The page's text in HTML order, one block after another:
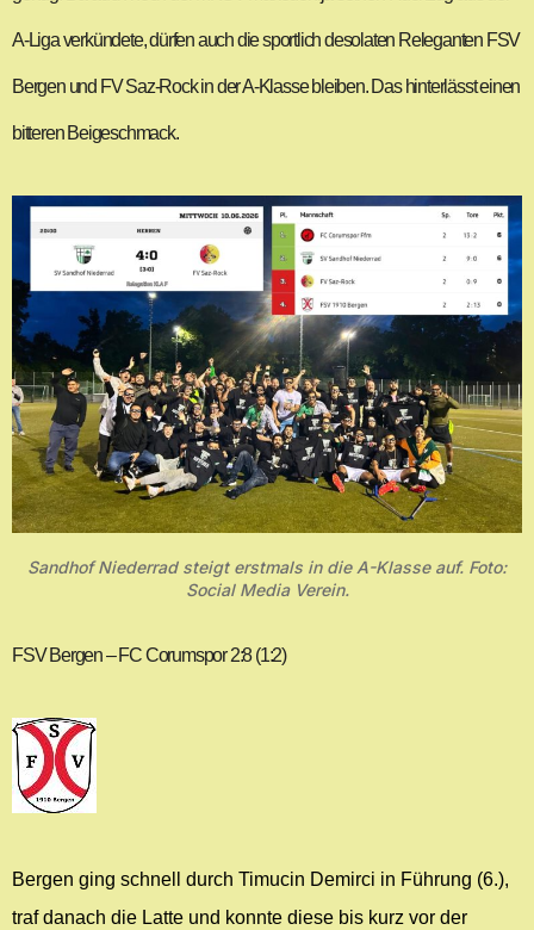
A-Liga verkündete, dürfen auch die sportlich desolaten Releganten FSV
Bergen und FV Saz-Rock in der A-Klasse bleiben. Das hinterlässt einen
bitteren Beigeschmack.
Sandhof Niederrad steigt erstmals in die A-Klasse auf. Foto:
Social Media Verein.
FSV Bergen – FC Corumspor 2:8 (1:2)
Bergen ging schnell durch Timucin Demirci in Führung (6.),
traf danach die Latte und konnte diese bis kurz vor der